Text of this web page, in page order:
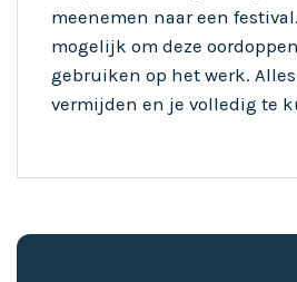
meenemen naar een
mogelijk om deze
gebruiken op het werk.
vermijden en je volledig te